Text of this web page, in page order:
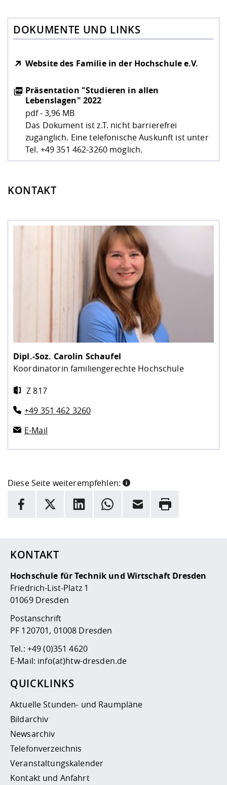
DOKUMENTE UND LINKS
Website des Familie in der Hochschule e.V.
Präsentation "Studieren in allen
Lebenslagen" 2022
pdf - 3,96 MB
Das Dokument ist z.T. nicht barrierefrei
zugänglich. Eine telefonische Auskunft ist unter
Tel. +49 351 462-3260 möglich.
KONTAKT
Dipl.-Soz. Carolin Schaufel
Koordinatorin familiengerechte Hochschule
Z 817
+49 351 462 3260
E-Mail
Diese Seite weiterempfehlen:
INFORMATION
Facebook
X LinkedInWhatsappE-Mail Drucken
KONTAKT
Hochschule für Technik und Wirtschaft Dresden
Friedrich-List-Platz 1
01069 Dresden
Postanschrift
PF 120701, 01008 Dresden
Tel.: +49 (0)351 4620
E-Mail: info(at)htw-dresden.de
QUICKLINKS
Aktuelle Stunden- und Raumpläne
Bildarchiv
Newsarchiv
Telefonverzeichnis
Veranstaltungskalender
Kontakt und Anfahrt